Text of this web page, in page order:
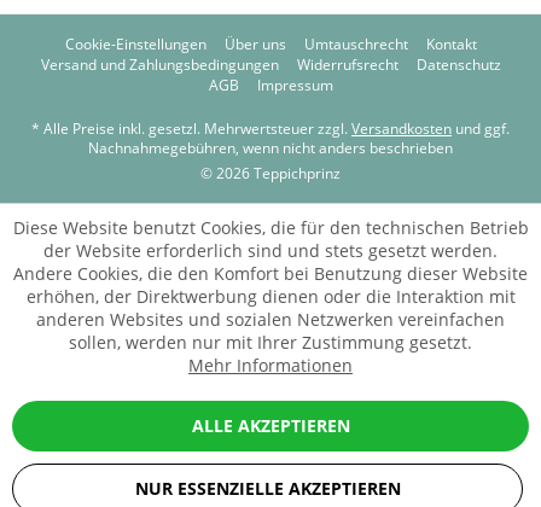
Cookie-Einstellungen Über uns Umtauschrecht
Kontakt
Versand und Zahlungsbedingungen
Widerrufsrecht
Datenschutz
AGB
Impressum
* Alle Preise inkl. gesetzl. Mehrwertsteuer zzgl. Versandkosten und ggf.
Nachnahmegebühren, wenn nicht anders beschrieben
© 2026 Teppichprinz
Diese Website benutzt Cookies, die für den technischen Betrieb
der Website erforderlich sind und stets gesetzt werden.
Andere Cookies, die den Komfort bei Benutzung dieser Website
erhöhen, der Direktwerbung dienen oder die Interaktion mit
anderen Websites und sozialen Netzwerken vereinfachen
sollen, werden nur mit Ihrer Zustimmung gesetzt.
Mehr Informationen
NUR ESSENZIELLE AKZEPTIEREN
ALLE AKZEPTIEREN